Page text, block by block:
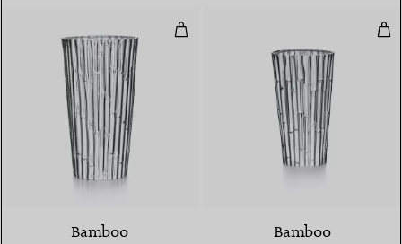
Vase Medium en argent 925
Bamboo Bamboo